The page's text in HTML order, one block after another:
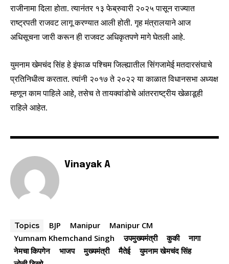
SUBSCRIBE
I've read and accept thePrivacy Policy.
6,300
राजीनामा दिला होता. त्यानंतर १३ फेब्रुवारी २०२५ पासून राज्यात
राष्ट्रपती राजवट लागू करण्यात आली होती. गृह मंत्रालयाने आज
अधिसूचना जारी करून ही राजवट अधिकृतपणे मागे घेतली आहे.
युमनाम खेमचंद सिंह हे इंफाळ पश्चिम जिल्ह्यातील सिंगजामेई मतदारसंघाचे
प्रतिनिधीत्व करतात. त्यांनी २०१७ ते २०२२ या काळात विधानसभा अध्यक्ष
म्हणून काम पाहिले आहे, तसेच ते तायक्वांडोचे आंतरराष्ट्रीय खेळाडूही
राहिले आहेत.
Vinayak A
Topics BJP Manipur
Manipur CM
Yumnam Khemchand Singh
उपमुख्यमंत्री कुकी
नागा
नेमचा किपगेन
भाजप मुख्यमंत्री मैतेई
युमनाम खेमचंद सिंह